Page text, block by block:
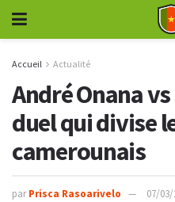
Accueil Actualité
André Onana
duel qui divise
camerounais
par Prisca Rasoarivelo 07/03/